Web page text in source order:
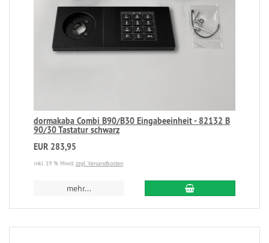
dormakaba Combi B90/B30 Eingabeeinheit - 82132 B
90/30 Tastatur schwarz
EUR 283,95
inkl. 19 % Mwst.zzgl. Versandkosten
mehr...